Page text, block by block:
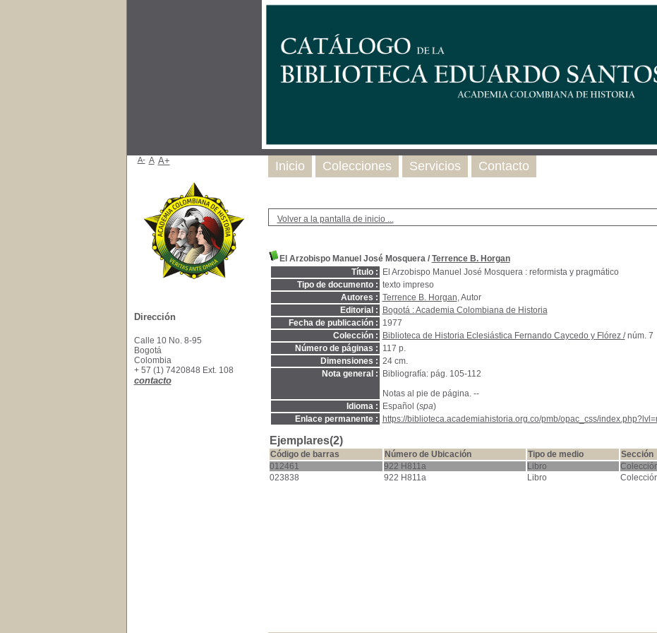
Volver a la pantalla de inicio ...
El Arzobispo Manuel José Mosquera/ Terrence B. Horgan
Título :
El Arzobispo Manuel José Mosquera : reformista y pragmático
Tipo de documento : texto impreso
Autores : Terrence B. Horgan, Autor
Editorial :
Bogotá : Academia Colombiana de Historia
Fecha de publicación : 1977
Colección :
Biblioteca de Historia Eclesiástica Fernando Caycedo y Flórez /núm. 7
Número de páginas : 117 p.
Dimensiones : 24 cm.
Nota general :
Bibliografía: pág. 105-112
Notas al pie de página. --
Idioma :
Español (spa)
Enlace permanente :
https://biblioteca.academiahistoria.org.co/pmb/opac_css/
Ejemplares(2)
Código de barras Número de Ubicación Tipo de medio Sección
012461
922 H811a Libro
023838
922 H811a Libro
Inicio Colecciones Servicios Contacto
A- A A+
Dirección
Calle 10 No. 8-95
Bogotá
Colombia
+ 57 (1) 7420848 Ext. 108
contacto